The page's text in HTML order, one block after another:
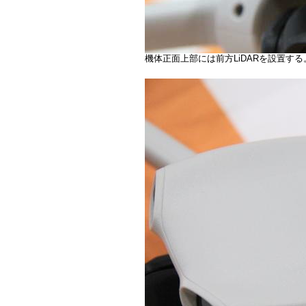
機体正面上部には前方LiDARを設置する